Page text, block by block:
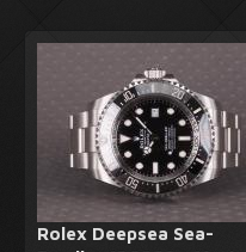
Rolex Deepsea Sea-